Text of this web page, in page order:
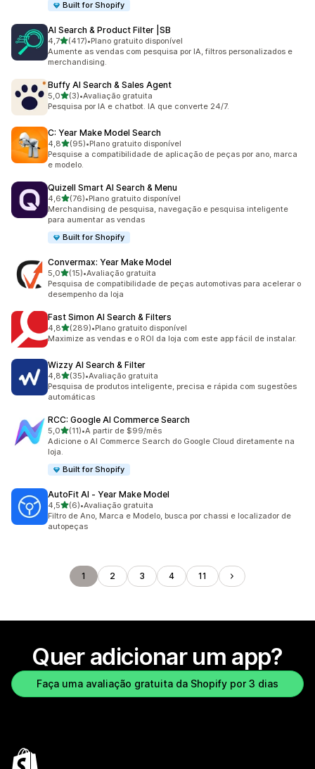
Built for Shopify
AI Search & Product Filter |SB
4,7de 5 estrelas
(417)
417 avaliações ao todo
•Plano gratuito disponível
Aumente as vendas com pesquisa por IA, filtros personalizados e
merchandising.
Buffy AI Search & Sales Agent
5,0de 5 estrelas
(3)
3 avaliações ao todo
•Avaliação gratuita
Pesquisa por IA e chatbot. IA que converte 24/7.
C: Year Make Model Search
4,8de 5 estrelas
(95)
95 avaliações ao todo
•Plano gratuito disponível
Pesquise a compatibilidade de aplicação de peças por ano, marca
e modelo.
Quizell Smart AI Search & Menu
4,6de 5 estrelas
(76)
76 avaliações ao todo
•Plano gratuito disponível
Merchandising de pesquisa, navegação e pesquisa inteligente
para aumentar as vendas
Built for Shopify
Convermax: Year Make Model
5,0de 5 estrelas
(15)
15 avaliações ao todo
•Avaliação gratuita
Pesquisa de compatibilidade de peças automotivas para acelerar o
desempenho da loja
Fast Simon AI Search & Filters
4,8de 5 estrelas
(289)
289 avaliações ao todo
•Plano gratuito disponível
Maximize as vendas e o ROI da loja com este app fácil de instalar.
Wizzy AI Search & Filter
4,8de 5 estrelas
(35)
35 avaliações ao todo
•Avaliação gratuita
Pesquisa de produtos inteligente, precisa e rápida com sugestões
automáticas
RCC: Google AI Commerce Search
5,0de 5 estrelas
(11)
11 avaliações ao todo
•A partir de $99/mês
Adicione o AI Commerce Search do Google Cloud diretamente na
loja.
Built for Shopify
AutoFit AI ‑ Year Make Model
4,5de 5 estrelas
(6)
6 avaliações ao todo
•Avaliação gratuita
Filtro de Ano, Marca e Modelo, busca por chassi e localizador de
autopeças
1 2 3 4 11
Quer adicionar um app?
Faça uma avaliação gratuita da Shopify por 3 dias